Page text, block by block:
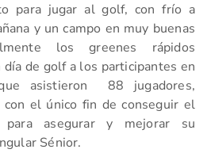
para jugar al golf, con frío a
y un campo en muy buenas
los greenes rápidos
día de golf a los participantes en
asistieron 88 jugadores,
el único fin de conseguir el
asegurar y mejorar su
Sénior.